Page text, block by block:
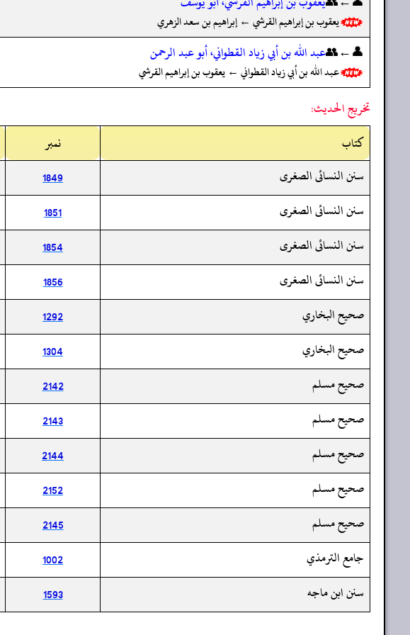
يعقوب بن إبراهيم القرشي ← إبراهيم بن سعد الزهري
👤←👥عبد الله بن أبي زياد القطواني، أبو عبد الرحمن
عبد الله بن أبي زياد القطواني ← يعقوب بن إبراهيم القرشي
تخريج الحديث:
کتاب
نمبر
سنن النسائى الصغرى
1849
سنن النسائى الصغرى
1851
سنن النسائى الصغرى
1854
سنن النسائى الصغرى
1856
صحيح البخاري
1292
صحيح البخاري
1304
صحيح مسلم
2142
صحيح مسلم
2143
صحيح مسلم
2144
صحيح مسلم
2152
صحيح مسلم
2145
جامع الترمذي
1002
سنن ابن ماجه
1593